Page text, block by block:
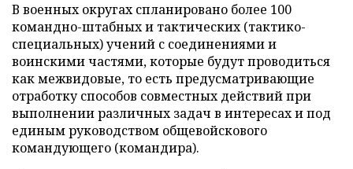
В военных округах спланировано более 100
командно-штабных и тактических (тактико-
специальных) учений с соединениями и
воинскими частями, которые будут проводиться
как межвидовые, то есть предусматривающие
отработку способов совместных действий при
выполнении различных задач в интересах и под
единым руководством общевойскового
командующего (командира).